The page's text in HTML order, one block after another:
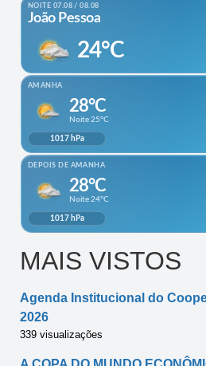
MAIS VISTOS
Agenda Institucional do
2026
339 visualizações